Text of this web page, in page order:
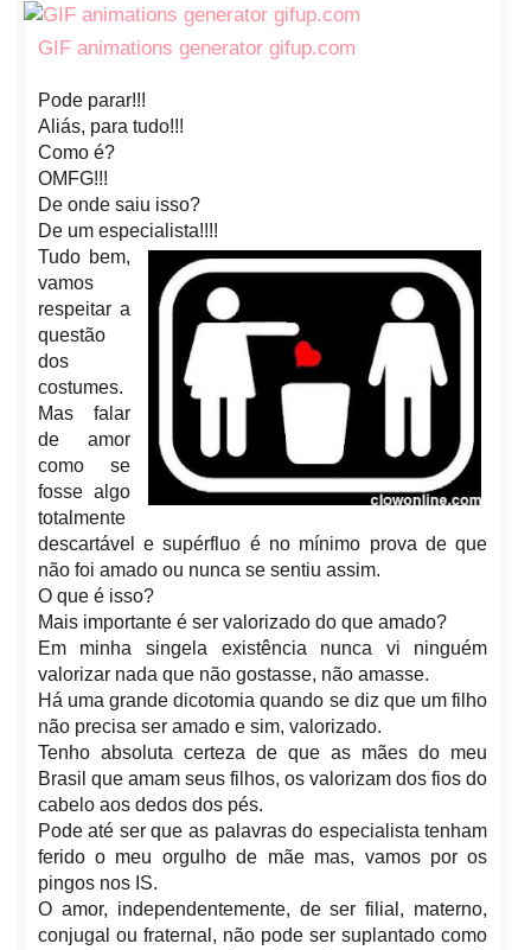
GIF animations generator gifup.com
Pode parar!!!
Aliás, para tudo!!!
Como é?
OMFG!!!
De onde saiu isso?
De um especialista!!!!
Tudo bem,
vamos
respeitar a
questão
dos
costumes.
Mas falar
de amor
como se
fosse algo
totalmente
descartável e supérfluo é no mínimo prova de que
não foi amado ou nunca se sentiu assim.
O que é isso?
Mais importante é ser valorizado do que amado?
Em minha singela existência nunca vi ninguém
valorizar nada que não gostasse, não amasse.
Há uma grande dicotomia quando se diz que um filho
não precisa ser amado e sim, valorizado.
Tenho absoluta certeza de que as mães do meu
Brasil que amam seus filhos, os valorizam dos fios do
cabelo aos dedos dos pés.
Pode até ser que as palavras do especialista tenham
ferido o meu orgulho de mãe mas, vamos por os
pingos nos IS.
O amor, independentemente, de ser filial, materno,
conjugal ou fraternal, não pode ser suplantado como